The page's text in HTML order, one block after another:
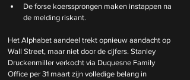
De forse koerssprongen maken instappen na
de melding riskant.
Het Alphabet aandeel trekt opnieuw aandacht op
Wall Street, maar niet door de cijfers. Stanley
Druckenmiller verkocht via Duquesne Family
Office per 31 maart zijn volledige belang in